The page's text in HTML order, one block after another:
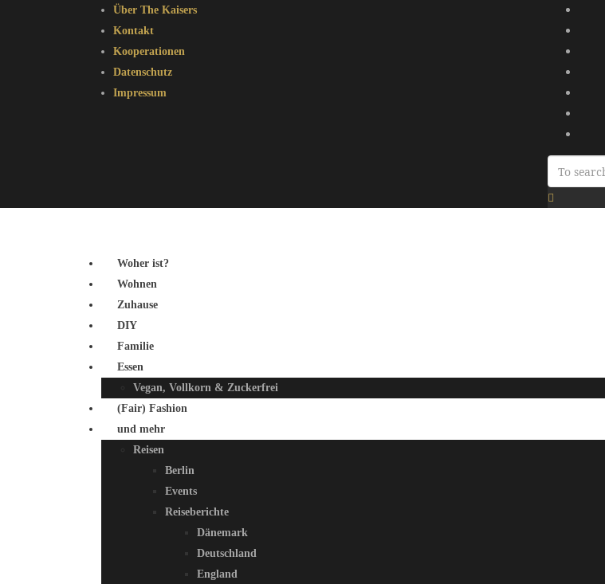
Über The Kaisers
Kontakt
Kooperationen
Datenschutz
Impressum
Woher ist?
Wohnen
Zuhause
DIY
Familie
Essen
Vegan, Vollkorn & Zuckerfrei
(Fair) Fashion
und mehr
Reisen
Berlin
Events
Reiseberichte
Dänemark
Deutschland
England